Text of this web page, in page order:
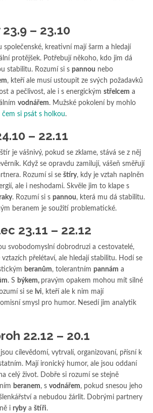
– 23.10
společenské, kreativní mají šarm a hledají
protějšek. Potřebují někoho, kdo jim dá
stabilitu. Rozumí si s pannou nebo
, kteří ale musí ustoupit ze svých požadavků
a pečlivost, ale i s energickým střelcem a
vodnářem. Mužské pokolení by mohlo
čem si psát s holkou.
– 22.11
je vášnivý, pokud se zklame, stává se z něj
Když se opravdu zamilují, vášeň směřují
Rozumí si se štíry, kdy je vztah naplněn
ale i neshodami. Skvěle jim to klape s
. Rozumí si s pannou, která mu dá stabilitu.
beranem je soužití problematické.
23.11 – 22.12
svobodomyslní dobrodruzi a cestovatelé,
vztazích přelétaví, ale hledají stabilitu. Hodí se
beranům, tolerantním pannám a
. S býkem, pravým opakem mohou mít silné
si se lvi, kteří ale k nim mají
smysl pro humor. Nesedí jim analytik
22.12 – 20.1
jsou cílevědomí, vytrvalí, organizovaní, přísní k
Mají ironický humor, ale jsou oddaní
celý život. Dobře si rozumí se stejně
beranem, s vodnářem, pokud snesou jeho
a nebudou žárlit. Dobrými partnery
i rybya štíři.